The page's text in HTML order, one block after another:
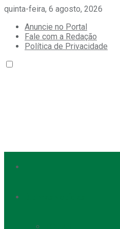
quinta-feira, 6 agosto, 2026
Anuncie no Portal
Fale com a Redação
Política de Privacidade